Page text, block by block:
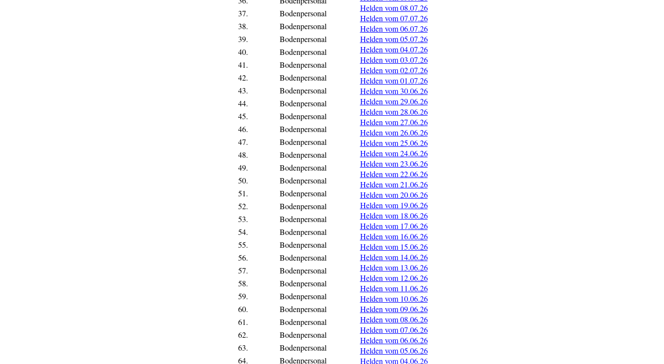
37.
Bodenpersonal
38.
Bodenpersonal
39.
Bodenpersonal
40.
Bodenpersonal
41.
Bodenpersonal
42.
Bodenpersonal
43.
Bodenpersonal
44.
Bodenpersonal
45.
Bodenpersonal
46.
Bodenpersonal
47.
Bodenpersonal
48.
Bodenpersonal
49.
Bodenpersonal
50.
Bodenpersonal
51.
Bodenpersonal
52.
Bodenpersonal
53.
Bodenpersonal
54.
Bodenpersonal
55.
Bodenpersonal
56.
Bodenpersonal
57.
Bodenpersonal
58.
Bodenpersonal
59.
Bodenpersonal
60.
Bodenpersonal
61.
Bodenpersonal
62.
Bodenpersonal
63.
Bodenpersonal
64.
Bodenpersonal
Helden vom 08.07.26
Helden vom 07.07.26
Helden vom 06.07.26
Helden vom 05.07.26
Helden vom 04.07.26
Helden vom 03.07.26
Helden vom 02.07.26
Helden vom 01.07.26
Helden vom 30.06.26
Helden vom 29.06.26
Helden vom 28.06.26
Helden vom 27.06.26
Helden vom 26.06.26
Helden vom 25.06.26
Helden vom 24.06.26
Helden vom 23.06.26
Helden vom 22.06.26
Helden vom 21.06.26
Helden vom 20.06.26
Helden vom 19.06.26
Helden vom 18.06.26
Helden vom 17.06.26
Helden vom 16.06.26
Helden vom 15.06.26
Helden vom 14.06.26
Helden vom 13.06.26
Helden vom 12.06.26
Helden vom 11.06.26
Helden vom 10.06.26
Helden vom 09.06.26
Helden vom 08.06.26
Helden vom 07.06.26
Helden vom 06.06.26
Helden vom 05.06.26
Helden vom 04.06.26